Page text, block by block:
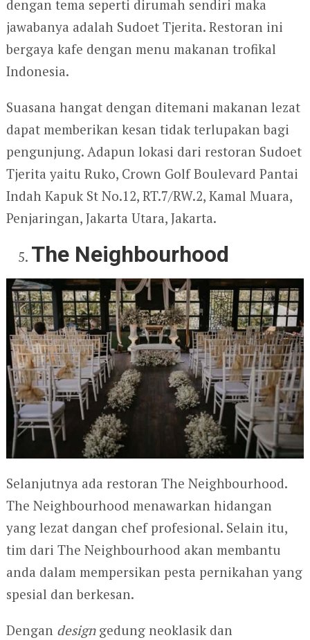
dengan tema seperti dirumah sendiri maka
jawabanya adalah Sudoet Tjerita. Restoran ini
bergaya kafe dengan menu makanan trofikal
Indonesia.
Suasana hangat dengan ditemani makanan lezat
dapat memberikan kesan tidak terlupakan bagi
pengunjung. Adapun lokasi dari restoran Sudoet
Tjerita yaitu Ruko, Crown Golf Boulevard Pantai
Indah Kapuk St No.12, RT.7/RW.2, Kamal Muara,
Penjaringan, Jakarta Utara, Jakarta.
The Neighbourhood
Selanjutnya ada restoran The Neighbourhood.
The Neighbourhood menawarkan hidangan
yang lezat dangan chef profesional. Selain itu,
tim dari The Neighbourhood akan membantu
anda dalam mempersikan pesta pernikahan yang
spesial dan berkesan.
Dengan designgedung neoklasik dan